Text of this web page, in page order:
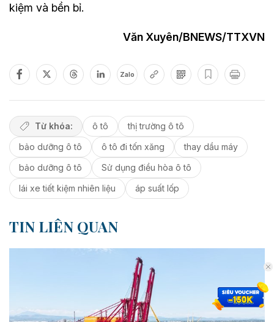
kiệm và bền bỉ.
Văn Xuyên/BNEWS/TTXVN
Zalo
Từ khóa: ô tô
thị trường ô tô
bảo dưỡng ô tô
ô tô đi tốn xăng
thay dầu máy
bảo dưỡng ô tô
Sử dụng điều hòa ô tô
lái xe tiết kiệm nhiên liệu
áp suất lốp
TIN LIÊN QUAN